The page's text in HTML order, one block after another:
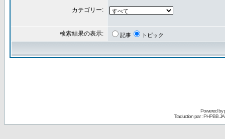
カテゴリー:
検索結果の表示: 記事 トピック
Powered by
Traduction par : PHPBB